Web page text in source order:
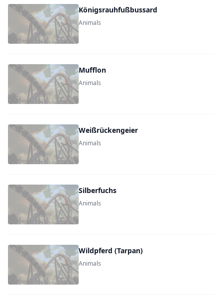
Königsrauhfußbussard
Animals
Mufflon
Animals
Weißrückengeier
Animals
Silberfuchs
Animals
Wildpferd (Tarpan)
Animals